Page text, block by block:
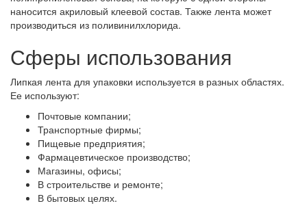
наносится акриловый клеевой состав. Также лента может
производиться из поливинилхлорида.
Сферы использования
Липкая лента для упаковки используется в разных областях.
Ее используют:
Почтовые компании;
Транспортные фирмы;
Пищевые предприятия;
Фармацевтическое производство;
Магазины, офисы;
В строительстве и ремонте;
В бытовых целях.